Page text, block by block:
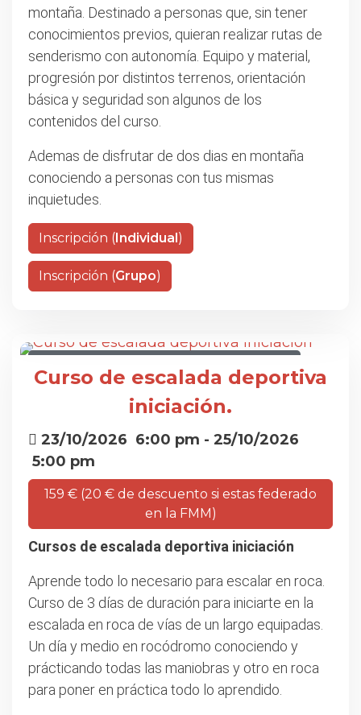
montaña. Destinado a personas que, sin tener
conocimientos previos, quieran realizar rutas de
senderismo con autonomía. Equipo y material,
progresión por distintos terrenos, orientación
básica y seguridad son algunos de los
contenidos del curso.
Ademas de disfrutar de dos dias en montaña
conociendo a personas con tus mismas
inquietudes.
Inscripción (Individual)
Inscripción (Grupo)
Curso de escalada deportiva
iniciación.
23/10/2026 6:00 pm - 25/10/2026
5:00 pm
159 € (20 € de descuento si estas federado
en la FMM)
Cursos de escalada deportiva iniciación
Aprende todo lo necesario para escalar en roca.
Curso de 3 días de duración para iniciarte en la
escalada en roca de vías de un largo equipadas.
Un día y medio en rocódromo conociendo y
prácticando todas las maniobras y otro en roca
para poner en práctica todo lo aprendido.